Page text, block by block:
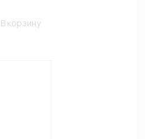
В корзину